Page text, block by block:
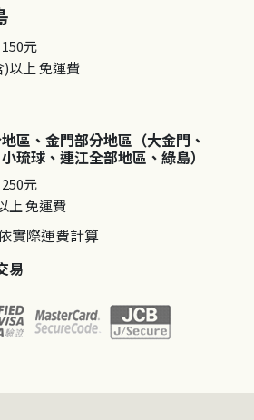
150元
)以上免運費
地區、金門部分地區（大金門、
琉球、連江全部地區、綠島）
250元
上免運費
實際運費計算
易